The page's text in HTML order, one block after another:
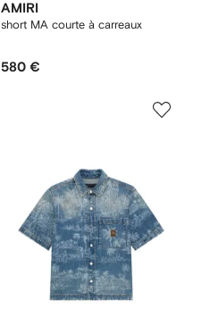
AMIRI
short MA courte à carreaux
580 €